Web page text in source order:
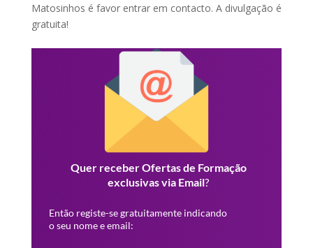
Matosinhos é favor entrar em contacto. A divulgação é
gratuita!